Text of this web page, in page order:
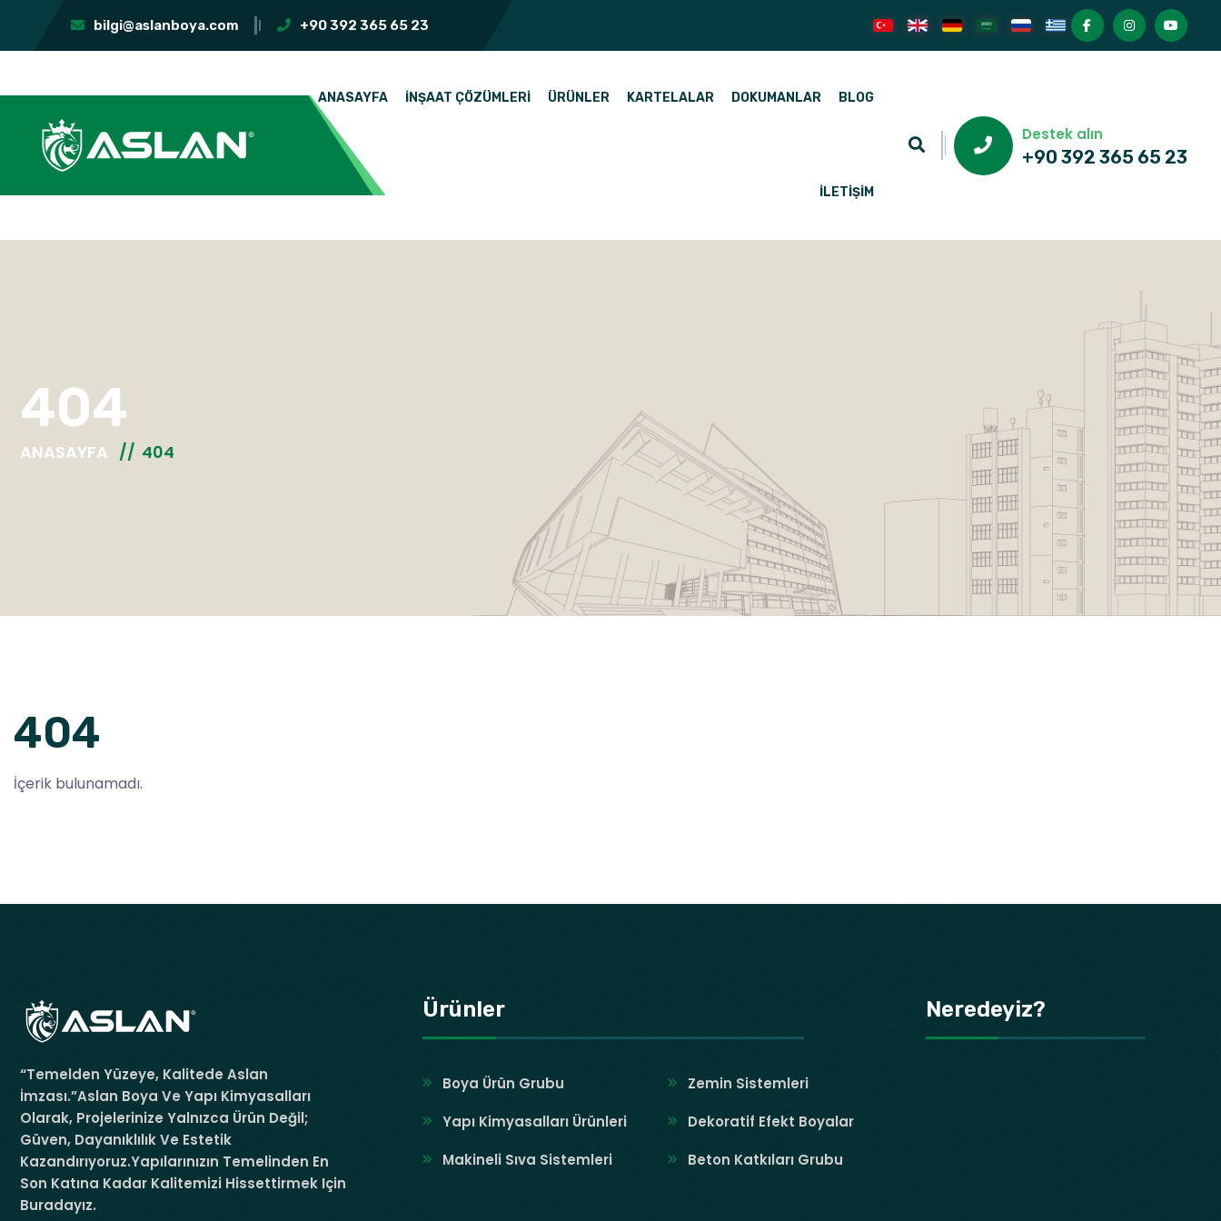
bilgi@aslanboya.com +90 392 365 65 23
ANASAYFA İNŞAAT ÇÖZÜMLERI ÜRÜNLER KARTELALAR DOKUMANLAR BLOG
İLETIŞIM
Destek alın
+90 392 365 65 23
404
ANASAYFA 404
404
İçerik bulunamadı.
“Temelden Yüzeye, Kalitede Aslan
İmzası.”Aslan Boya Ve Yapı Kimyasalları
Olarak, Projelerinize Yalnızca Ürün Değil;
Güven, Dayanıklılık Ve Estetik
Kazandırıyoruz.Yapılarınızın Temelinden En
Son Katına Kadar Kalitemizi Hissettirmek Için
Buradayız.
Ürünler
Boya Ürün Grubu
Yapı Kimyasalları Ürünleri
Makineli Sıva Sistemleri
Zemin Sistemleri
Dekoratif Efekt Boyalar
Beton Katkıları Grubu
Neredeyiz?